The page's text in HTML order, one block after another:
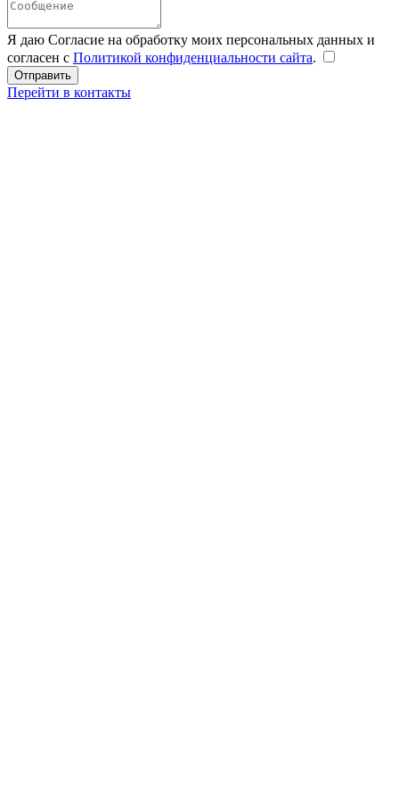
Я даю Согласие на обработку моих персональных данных и
согласен с Политикой конфиденциальности сайта.
Перейти в контакты